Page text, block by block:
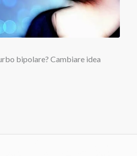
bipolare? Cambiare idea